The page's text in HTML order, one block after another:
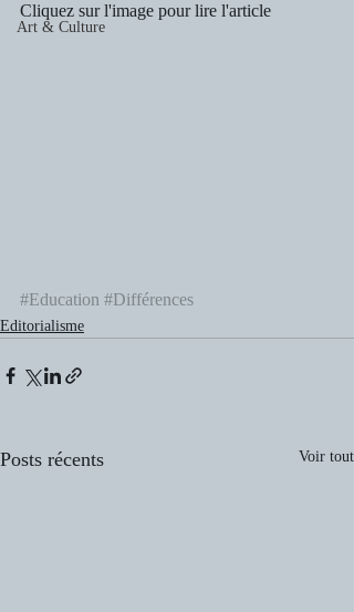
Art & Culture
Cliquez sur l'image pour lire l'article
#Education #Différences
Editorialisme
Posts récents Voir tout